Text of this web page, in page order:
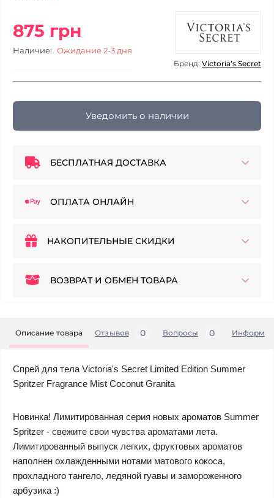
875 грн
Наличие: Ожидание 2-3 дня
Бренд: Victoria’s Secret
Уведомить о наличии
БЕСПЛАТНАЯ ДОСТАВКА
ОПЛАТА ОНЛАЙН
НАКОПИТЕЛЬНЫЕ СКИДКИ
ВОЗВРАТ И ОБМЕН ТОВАРА
Описание товара Отзывов 0 Вопросы 0
Спрей для тела Victoria's Secret Limited Edition Summer
Spritzer Fragrance Mist Coconut Granita
Новинка! Лимитированная серия новых ароматов Summer
Spritzer - свежите свои чувства ароматами лета.
Лимитированный выпуск легких, фруктовых ароматов
наполнен охлажденными нотами матового кокоса,
прохладного тангело, ледяной гуавы и замороженного
арбузика :)